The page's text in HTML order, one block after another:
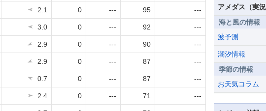
2.1 0 --- 95 ---
3.0 0 --- 92 ---
2.9 0 --- 90 ---
2.9 0 --- 87 ---
0.7 0 --- 87 ---
2.4 0 --- 71 ---
アメダス（実況
海と風の情報
波予測
潮汐情報
季節の情報
お天気コラム